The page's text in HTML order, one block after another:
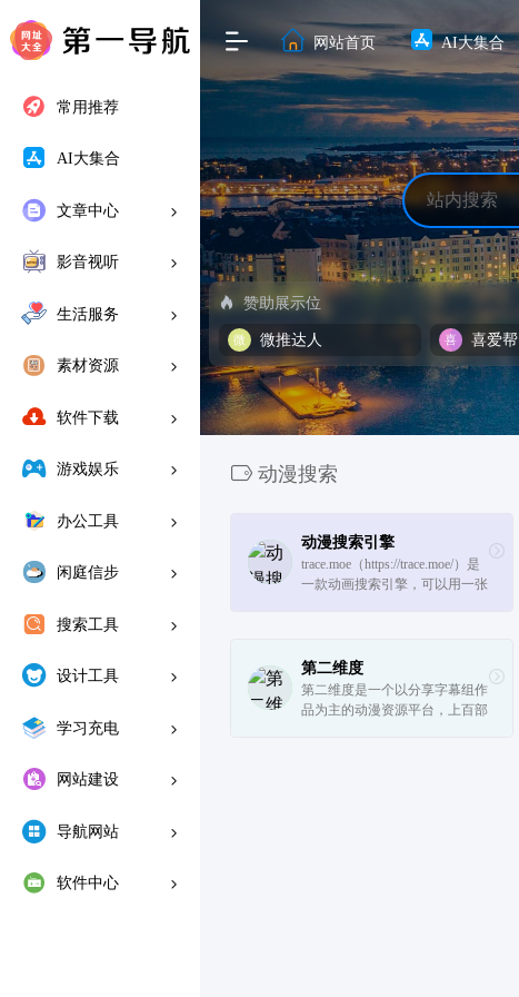
常用推荐
AI大集合
文章中心
影音视听
生活服务
素材资源
软件下载
游戏娱乐
办公工具
闲庭信步
搜索工具
设计工具
学习充电
网站建设
导航网站
软件中心
网站首页 AI大集合
赞助展示位
微推达人 喜爱帮
动漫搜索
动漫搜索引擎
trace.moe（https://trace.moe/）是
一款动画搜索引擎，可以用一张
第二维度
第二维度是一个以分享字幕组作
品为主的动漫资源平台，上百部